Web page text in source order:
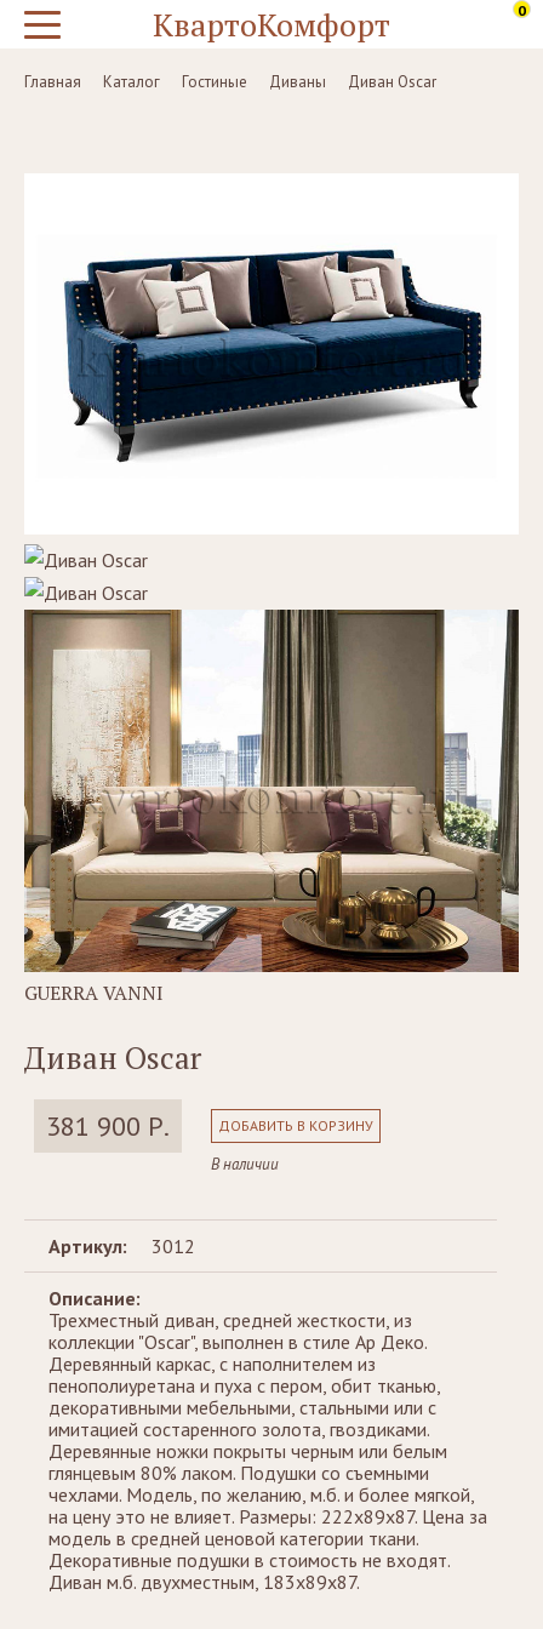
КвартоКомфорт 0
Главная Каталог Гостиные Диваны Диван Oscar
GUERRA VANNI
Диван Oscar
381 900 Р. ДОБАВИТЬ В КОРЗИНУ
В наличии
Артикул: 3012
Описание:
Трехместный диван, средней жесткости, из
коллекции "Oscar", выполнен в стиле Ар Деко.
Деревянный каркас, с наполнителем из
пенополиуретана и пуха с пером, обит тканью,
декоративными мебельными, стальными или с
имитацией состаренного золота, гвоздиками.
Деревянные ножки покрыты черным или белым
глянцевым 80% лаком. Подушки со съемными
чехлами. Модель, по желанию, м.б. и более мягкой,
на цену это не влияет. Размеры: 222х89х87. Цена за
модель в средней ценовой категории ткани.
Декоративные подушки в стоимость не входят.
Диван м.б. двухместным, 183х89х87.